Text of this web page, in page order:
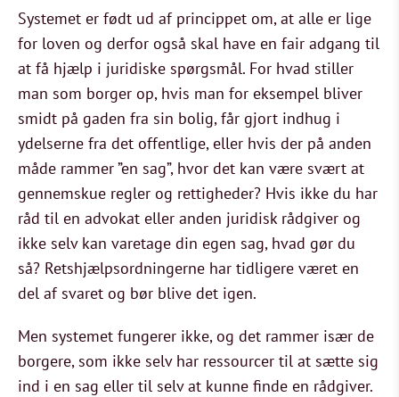
Systemet er født ud af princippet om, at alle er lige
for loven og derfor også skal have en fair adgang til
at få hjælp i juridiske spørgsmål. For hvad stiller
man som borger op, hvis man for eksempel bliver
smidt på gaden fra sin bolig, får gjort indhug i
ydelserne fra det offentlige, eller hvis der på anden
måde rammer ”en sag”, hvor det kan være svært at
gennemskue regler og rettigheder? Hvis ikke du har
råd til en advokat eller anden juridisk rådgiver og
ikke selv kan varetage din egen sag, hvad gør du
så? Retshjælpsordningerne har tidligere været en
del af svaret og bør blive det igen.
Men systemet fungerer ikke, og det rammer især de
borgere, som ikke selv har ressourcer til at sætte sig
ind i en sag eller til selv at kunne finde en rådgiver.